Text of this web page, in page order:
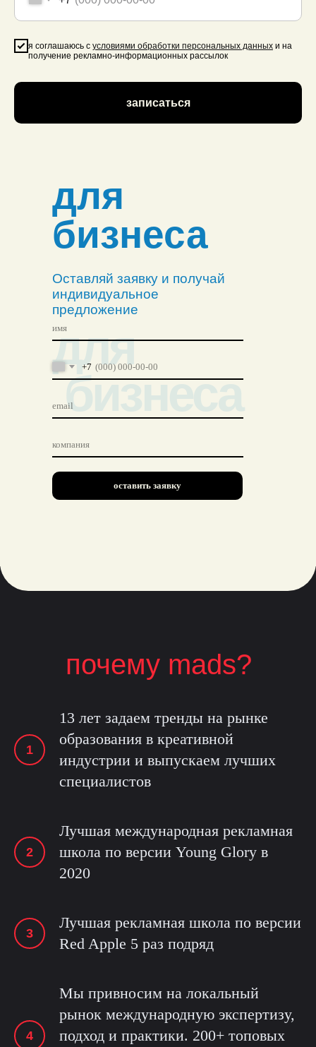
я соглашаюсь с условиями обработки персональных данных и на
получение рекламно-информационных рассылок
записаться
для
бизнеса
для
бизнеса
Оставляй заявку и получай
индивидуальное
предложение
+7
оставить заявку
почему mads?
13 лет задаем тренды на рынке
образования в креативной
индустрии и выпускаем лучших
специалистов
Лучшая международная рекламная
школа по версии Young Glory в
2020
Лучшая рекламная школа по версии
Red Apple 5 раз подряд
Мы привносим на локальный
рынок международную экспертизу,
подход и практики. 200+ топовых